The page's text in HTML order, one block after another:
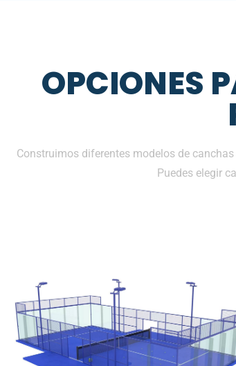
OPCIONES
Construimos diferentes modelos de
Puedes elegir